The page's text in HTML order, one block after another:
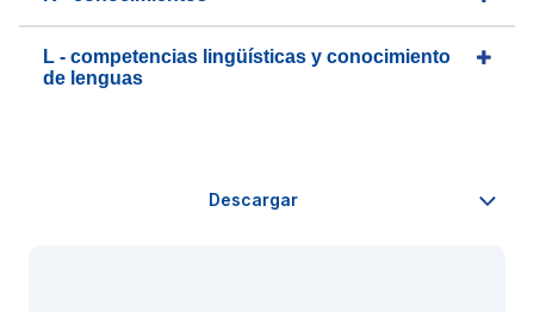
L - competencias lingüísticas y conocimiento
de lenguas